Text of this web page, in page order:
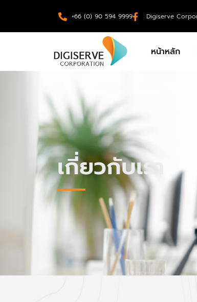
+66 (0) 90 594 9999 Digiserve
หน้าหลัก
เกี่ยวกับเรา